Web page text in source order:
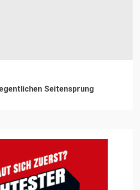
Seitensprung